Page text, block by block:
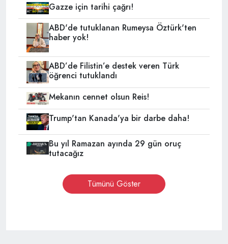
Gazze için tarihi çağrı!
ABD'de tutuklanan Rumeysa Öztürk'ten
haber yok!
ABD’de Filistin’e destek veren Türk
öğrenci tutuklandı
Mekanın cennet olsun Reis!
Trump'tan Kanada'ya bir darbe daha!
Bu yıl Ramazan ayında 29 gün oruç
tutacağız
Tümünü Göster